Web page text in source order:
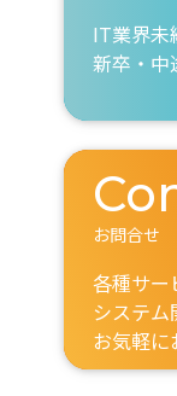
IT業界未
新卒・中
お問合せ
各種サー
システ
お気軽に